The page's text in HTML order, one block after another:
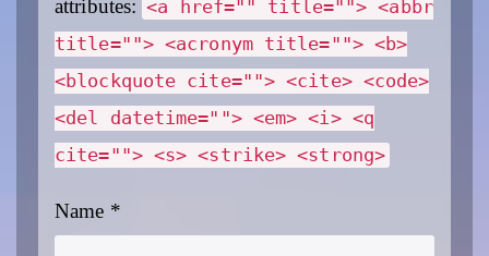
attributes: <a href="" title=""> <abbr
title=""> <acronym title=""> <b>
<blockquote cite=""> <cite> <code>
<del datetime=""> <em> <i> <q
cite=""> <s> <strike> <strong>
Name *